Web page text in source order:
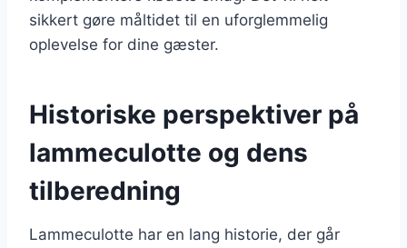
sikkert gøre måltidet til en uforglemmelig
oplevelse for dine gæster.
Historiske perspektiver på
lammeculotte og dens
tilberedning
Lammeculotte har en lang historie, der går